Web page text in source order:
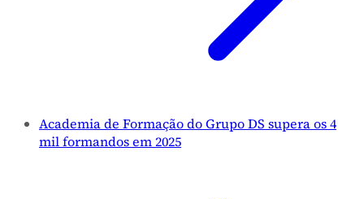
Academia de Formação do Grupo DS supera os 4
mil formandos em 2025